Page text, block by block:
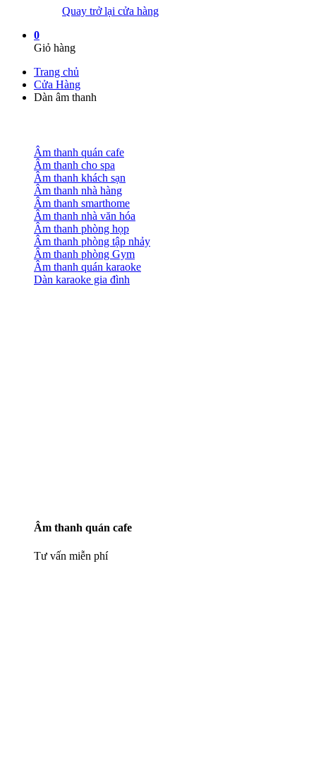
Quay trở lại cửa hàng
0
Giỏ hàng
Trang chủ
Cửa Hàng
Dàn âm thanh
Âm thanh quán cafe
Âm thanh cho spa
Âm thanh khách sạn
Âm thanh nhà hàng
Âm thanh smarthome
Âm thanh nhà văn hóa
Âm thanh phòng họp
Âm thanh phòng tập nhảy
Âm thanh phòng Gym
Âm thanh quán karaoke
Dàn karaoke gia đình
Âm thanh quán cafe
Tư vấn miễn phí